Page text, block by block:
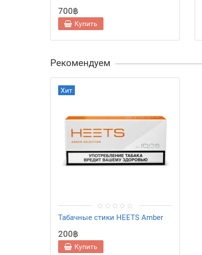
700฿
Купить
Рекомендуем
Хит
Табачные стики HEETS Amber
200฿
Купить